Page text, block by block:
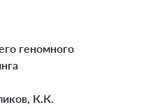
геномного
К.К.